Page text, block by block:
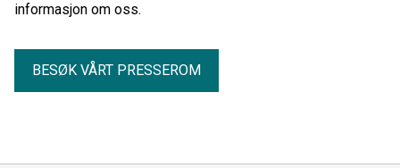
informasjon om oss.
BESØK VÅRT PRESSEROM